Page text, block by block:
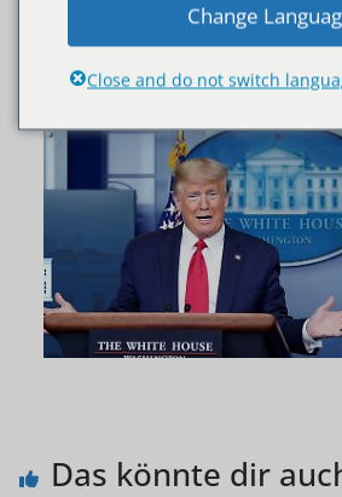
8021388eff6
Das könnte dir
Change
Close and do not switch